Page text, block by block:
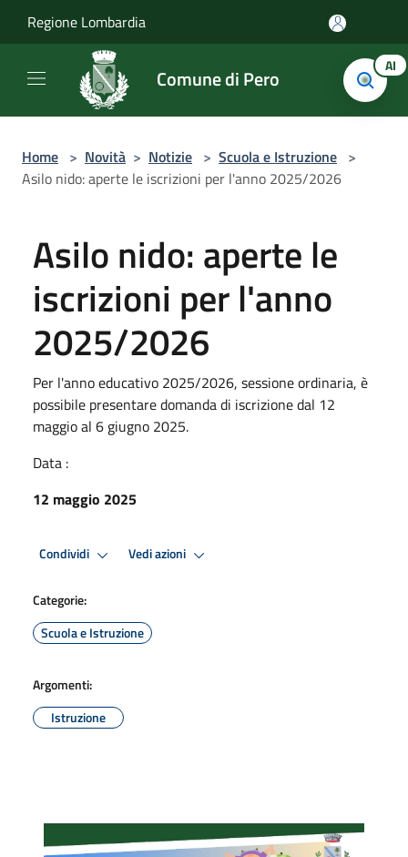
Regione Lombardia
Comune di Pero AI
Home > Novità > Notizie > Scuola e Istruzione >
Asilo nido: aperte le iscrizioni per l'anno 2025/2026
Asilo nido: aperte le
iscrizioni per l'anno
2025/2026
Per l'anno educativo 2025/2026, sessione ordinaria, è
possibile presentare domanda di iscrizione dal 12
maggio al 6 giugno 2025.
Data :
12 maggio 2025
Condividi Vedi azioni
Categorie:
Scuola e Istruzione
Argomenti:
Istruzione